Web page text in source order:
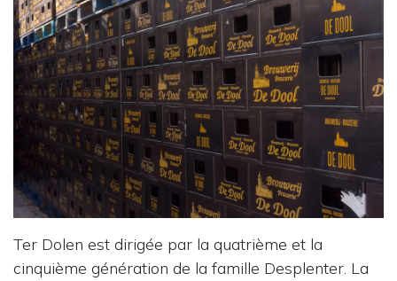
Ter Dolen est dirigée par la quatrième et la
cinquième génération de la famille Desplenter. La